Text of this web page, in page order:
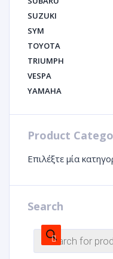
SUZUKI
SYM
TOYOTA
TRIUMPH
VESPA
YAMAHA
Product
Επιλέξτε μία
Search